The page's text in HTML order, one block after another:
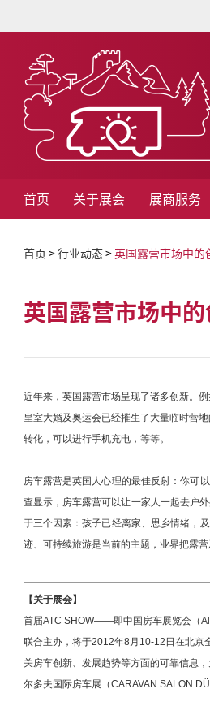
首页 关于展会 展商服务
首页 > 行业动态> 英国露营市场中的
英国露营市场中
近年来，英国露营市场呈现了诸多创新。
皇室大婚及奥运会已经摧生了大量临时营
转化，可以进行手机充电，等等。
房车露营是英国人心理的最佳反射：你可
查显示，房车露营可以让一家人一起去户
于三个因素：孩子已经离家、思乡情绪，
迹、可持续旅游是当前的主题，业界把露
【关于展会】
首届ATC SHOW——即中国房车展览会（
联合主办，将于2012年8月10-12日在北京
关房车创新、发展趋势等方面的可靠信息
尔多夫国际房车展（CARAVAN SALON